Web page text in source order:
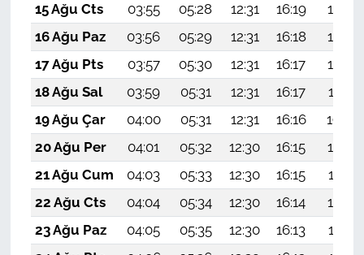
15 Ağu Cts
03:55 05:28 12:31 16:19
19:25
16 Ağu Paz
03:56 05:29 12:31 16:18
19:24
17 Ağu Pts
03:57 05:30 12:31 16:17
19:22
18 Ağu Sal
03:59 05:31 12:31 16:17
19:21
19 Ağu Çar
04:00 05:31 12:31 16:16
19:20
20 Ağu Per
04:01 05:32 12:30 16:15
19:18
21 Ağu Cum
04:03 05:33 12:30 16:15
19:17
22 Ağu Cts
04:04 05:34 12:30 16:14
19:16
23 Ağu Paz
04:05 05:35 12:30 16:13
19:14